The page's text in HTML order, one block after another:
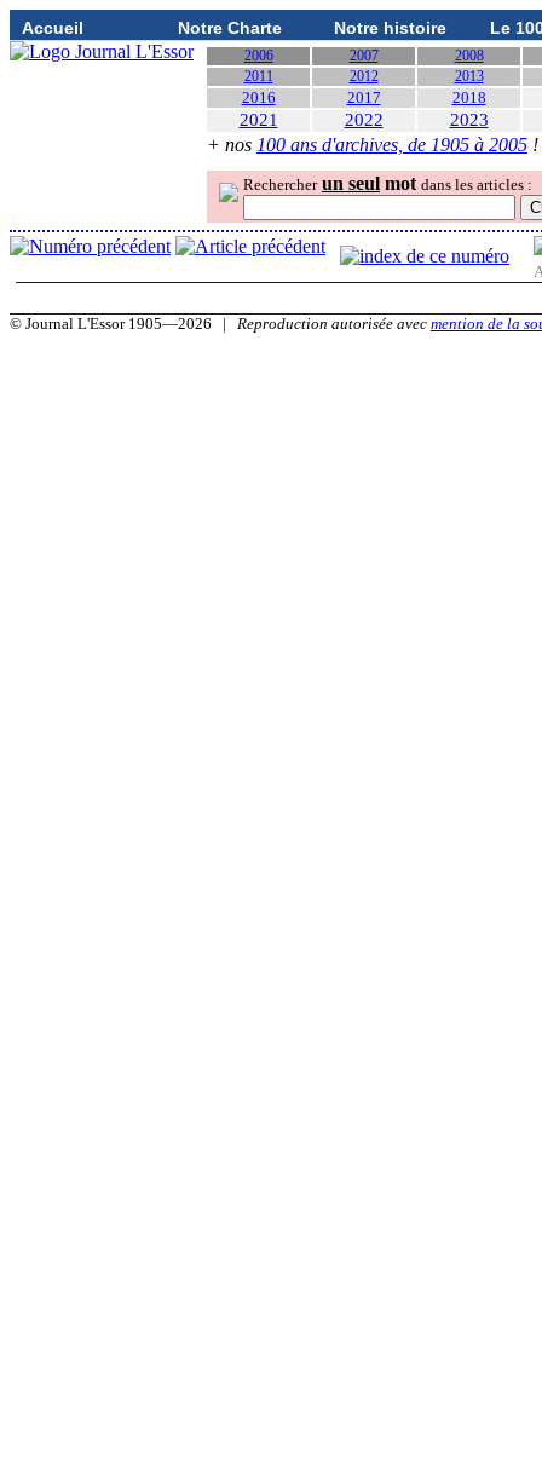
Accueil Notre Charte Notre histoire Le
2006 2007
2008
2011
2012 2013
2016 2017 2018
2021 2022 2023
+ nos 100 ans d'archives, de 1905 à 2005 !
Rechercher un seul mot dans les articles :
© Journal L'Essor 1905—2026 | Reproduction autorisée avec mention de la